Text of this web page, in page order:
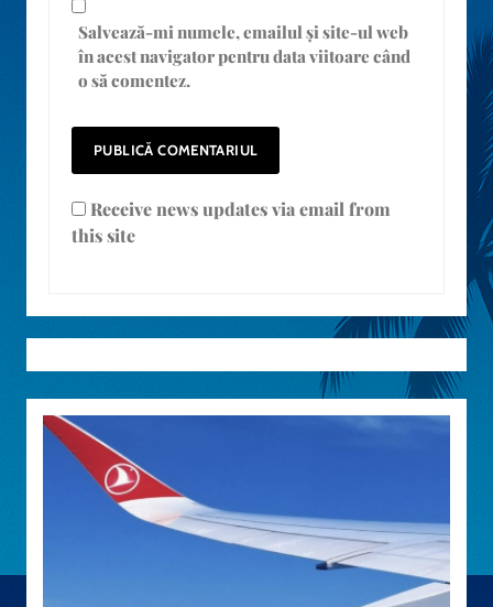
Salvează-mi numele, emailul și site-ul web
în acest navigator pentru data viitoare când
o să comentez.
Receive news updates via email from
this site